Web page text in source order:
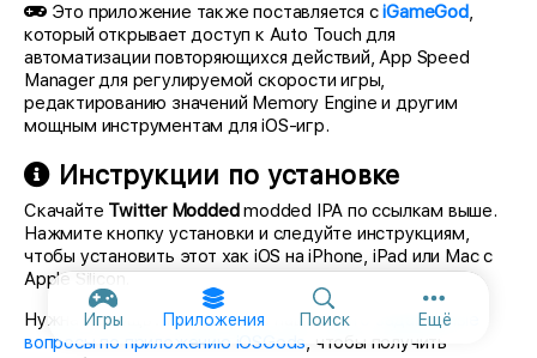
Игры Приложения Поиск Ещё
Это приложение также поставляется сiGameGod,
который открывает доступ к Auto Touch для
автоматизации повторяющихся действий, App Speed
Manager для регулируемой скорости игры,
редактированию значений Memory Engine и другим
мощным инструментам для iOS-игр.
Инструкции по установке
Скачайте Twitter Moddedmodded IPA по ссылкам выше.
Нажмите кнопку установки и следуйте инструкциям,
чтобы установить этот хак iOS на iPhone, iPad или Mac с
Apple Silicon.
Нужна помощь? Посмотрите нашиЧасто задаваемые
вопросы по приложению iOSGods, чтобы получить